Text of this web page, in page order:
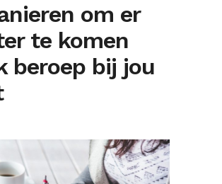
om er
te komen
beroep bij jou